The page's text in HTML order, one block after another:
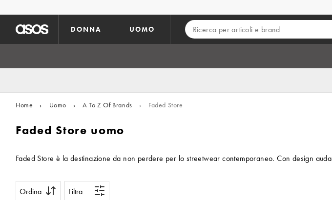
DONNA UOMO
Home › Uomo › A To Z Of Brands › Faded Store
Faded Store uomo
Faded Store è la destinazione da non perdere per lo streetwear contemporaneo. Con design
Ordina Filtra